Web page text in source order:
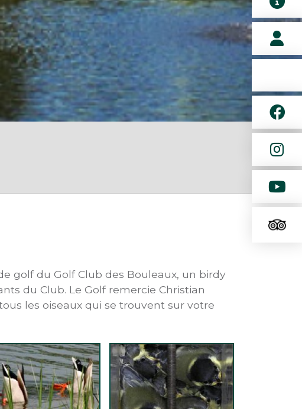
golf du Golf Club des Bouleaux, un birdy
du Club. Le Golf remercie Christian
les oiseaux qui se trouvent sur votre